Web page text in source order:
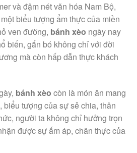
và đậm nét văn hóa Nam Bộ,
biểu tượng ẩm thực của miền
ven đường, bánh xèo ngày nay
biến, gắn bó không chỉ với đời
mà còn hấp dẫn thực khách
bánh xèo còn là món ăn mang
biểu tượng của sự sẻ chia, thân
người ta không chỉ hưởng trọn
được sự ấm áp, chân thực của